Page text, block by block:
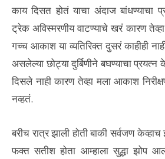
काय दिसत होतं याचा अंदाज बांधण्याचा
ट्रेक अविस्मरणीय वाटण्याचे खरं कारण
गच्च आकाश या व्यतिरिक्त दुसरं काहीही
असलेल्या छोट्या दुर्बिणीने बघण्याचा
दिसले नाही कारण तेव्हा मला आकाश
नव्हतं.
बरीच रात्र झाली होती बाकी सर्वजण
फक्त सतीश होता आम्हाला सुद्धा झोप